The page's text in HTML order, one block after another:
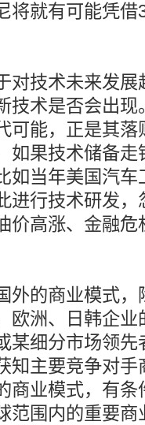
将就有可能凭
对技术未来发
技术是否会出
可能，正是其
如果技术储备
如当年美国汽
进行技术研发
价高涨、金融
外的商业模式
欧洲、日韩企
某细分市场领
知主要竞争对
商业模式，有
范围内的重要